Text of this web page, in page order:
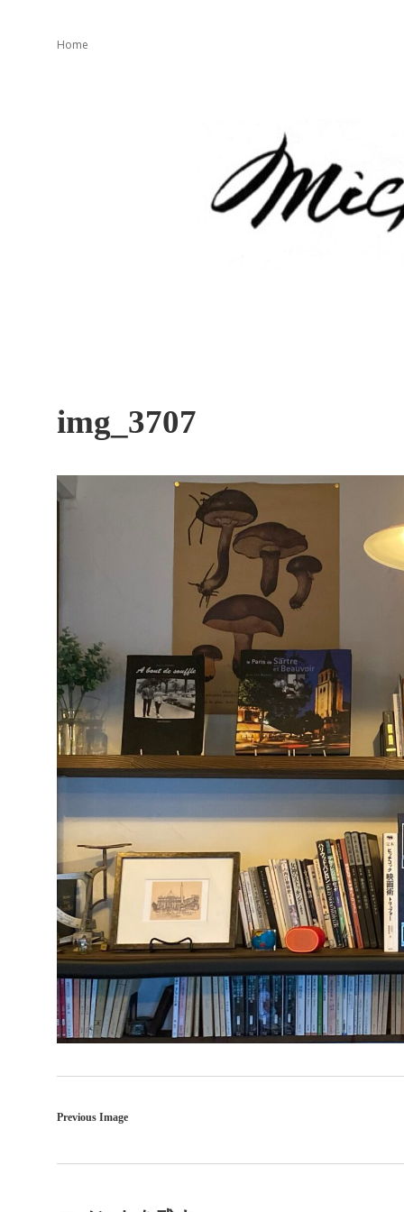
Home
mickeater
が
す
img_3707
Previous Image